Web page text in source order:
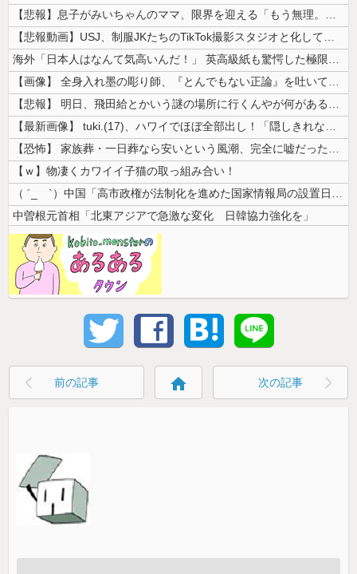
【悲報】息子がみいちゃんのママ、限界を迎える「もう無理。普通の家庭を築...
【悲報動画】USJ、制服JKたちのTikTok撮影スタジオと化してしま...
海外「日本人はなんて気高いんだ！」 英高級紙も驚愕した極限の中の日本人...
【画像】 全身入れ墨の彫り師、『とんでもない正論』を吐いて30万再生さ...
【悲報】 明日、飛田給とかいう謎の場所に行くんやが何があるんや????...
【最新画像】 tuki.(17)、ハワイでほぼ全部出し！「隠しきれない...
【恐怖】 家族葬・一日葬なら安いという風潮、完全に嘘だった・・・・
【ｗ】物凄くカワイイ子猫の取っ組み合い！
（ ´_ゝ`）中国「高市政権が法制化を進めた国家情報局の設置日が7月3...
中曽根元首相「北東アジアで急激な変化 日韓協力強化を」
前の記事 home 次の記事